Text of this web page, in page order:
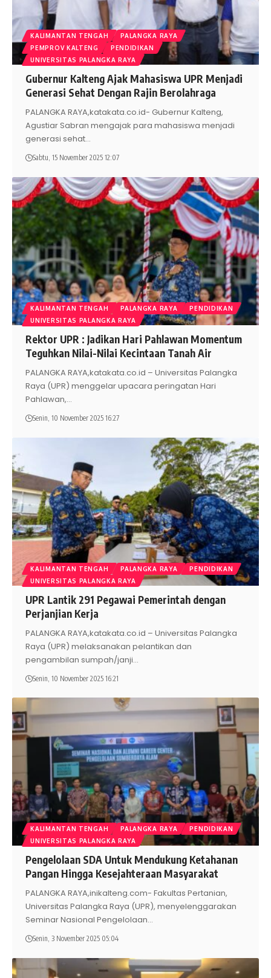
KALIMANTAN TENGAH
PALANGKA RAYA
PEMPROV KALTENG
PENDIDIKAN
UNIVERSITAS PALANGKA RAYA
Gubernur Kalteng Ajak Mahasiswa UPR Menjadi
Generasi Sehat Dengan Rajin Berolahraga
PALANGKA RAYA,katakata.co.id- Gubernur Kalteng,
Agustiar Sabran mengajak para mahasiswa menjadi
generasi sehat…
Sabtu, 15 November 2025 12:07
KALIMANTAN TENGAH PALANGKA RAYA
PENDIDIKAN
UNIVERSITAS PALANGKA RAYA
Rektor UPR : Jadikan Hari Pahlawan Momentum
Teguhkan Nilai-Nilai Kecintaan Tanah Air
PALANGKA RAYA,katakata.co.id – Universitas Palangka
Raya (UPR) menggelar upacara peringatan Hari
Pahlawan,…
Senin, 10 November 2025 16:27
KALIMANTAN TENGAH PALANGKA RAYA
PENDIDIKAN
UNIVERSITAS PALANGKA RAYA
UPR Lantik 291 Pegawai Pemerintah dengan
Perjanjian Kerja
PALANGKA RAYA,katakata.co.id – Universitas Palangka
Raya (UPR) melaksanakan pelantikan dan
pengambilan sumpah/janji…
Senin, 10 November 2025 16:21
KALIMANTAN TENGAH PALANGKA RAYA
PENDIDIKAN
UNIVERSITAS PALANGKA RAYA
Pengelolaan SDA Untuk Mendukung Ketahanan
Pangan Hingga Kesejahteraan Masyarakat
PALANGKA RAYA,inikalteng.com- Fakultas Pertanian,
Universitas Palangka Raya (UPR), menyelenggarakan
Seminar Nasional Pengelolaan…
Senin, 3 November 2025 05:04